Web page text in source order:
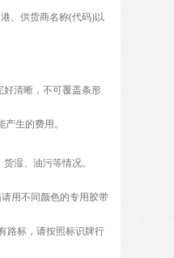
、供货商名称(代码)以
好清晰，不可覆盖条形
生的费用。
货湿、油污等情况。
用不同颜色的专用胶带
路标，请按照标识牌行